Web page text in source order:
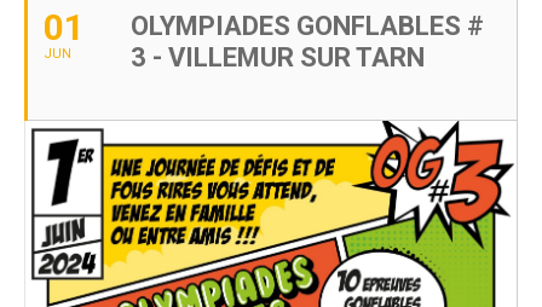
01
JUN
OLYMPIADES GONFLABLES #
3 - VILLEMUR SUR TARN